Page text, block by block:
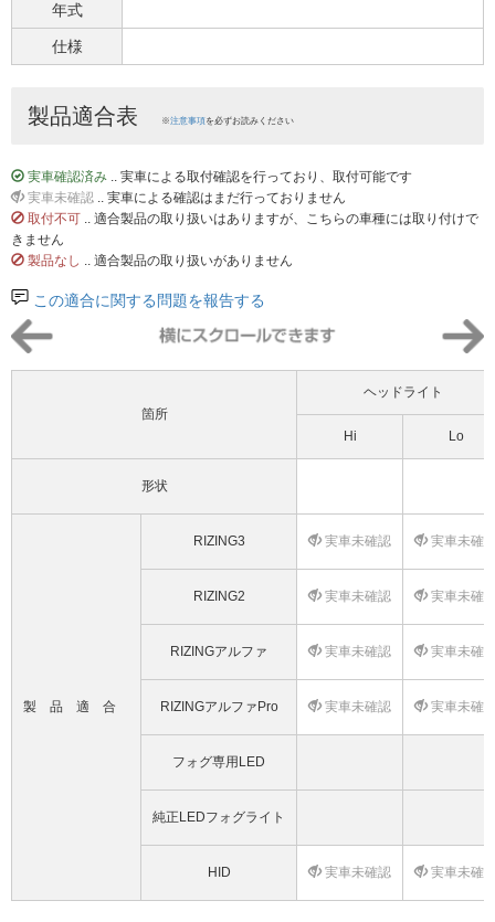
年式
仕様
製品適合表 ※注意事項を必ずお読みください
実車確認済み .. 実車による取付確認を行っており、取付可能です
実車未確認 .. 実車による確認はまだ行っておりません
取付不可 .. 適合製品の取り扱いはありますが、こちらの車種には取り付けで
きません
製品なし .. 適合製品の取り扱いがありません
この適合に関する問題を報告する
箇所
ヘッドライト
Hi Lo
形状
製品適合
RIZING3 実車未確認 実車未確
RIZING2 実車未確認 実車未確
RIZINGアルファ 実車未確認 実車未確
RIZINGアルファPro 実車未確認 実車未確
フォグ専用LED
純正LEDフォグライト
HID 実車未確認 実車未確